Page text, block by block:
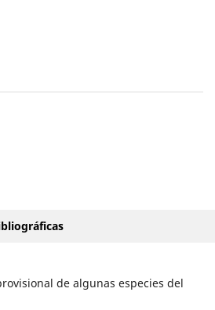
de algunas especies del